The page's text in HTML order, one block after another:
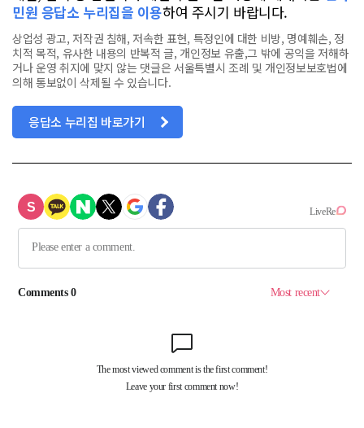
민원 응답소 누리집을 이용하여 주시기 바랍니다.
상업성 광고, 저작권 침해, 저속한 표현, 특정인에 대한 비방, 명예훼손, 정
치적 목적, 유사한 내용의 반복적 글, 개인정보 유출,그 밖에 공익을 저해하
거나 운영 취지에 맞지 않는 댓글은 서울특별시 조례 및 개인정보보호법에
의해 통보없이 삭제될 수 있습니다.
응답소 누리집 바로가기